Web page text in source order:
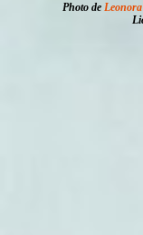
Photo de